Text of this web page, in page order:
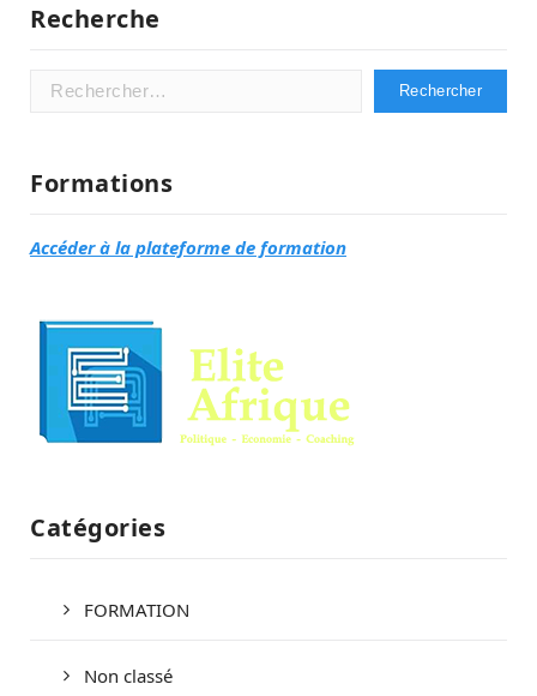
Recherche
Rechercher :
Formations
Accéder à la plateforme de formation
Catégories
FORMATION
Non classé